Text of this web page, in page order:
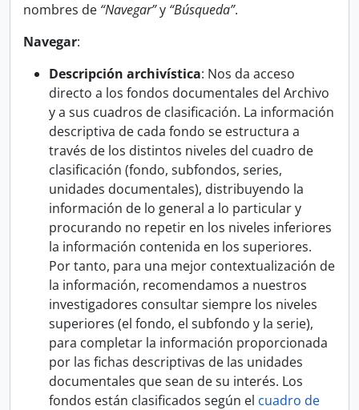
nombres de “Navegar”y “Búsqueda”.
Navegar:
Descripción archivística: Nos da acceso
directo a los fondos documentales del Archivo
y a sus cuadros de clasificación. La información
descriptiva de cada fondo se estructura a
través de los distintos niveles del cuadro de
clasificación (fondo, subfondos, series,
unidades documentales), distribuyendo la
información de lo general a lo particular y
procurando no repetir en los niveles inferiores
la información contenida en los superiores.
Por tanto, para una mejor contextualización de
la información, recomendamos a nuestros
investigadores consultar siempre los niveles
superiores (el fondo, el subfondo y la serie),
para completar la información proporcionada
por las fichas descriptivas de las unidades
documentales que sean de su interés. Los
fondos están clasificados según el cuadro de